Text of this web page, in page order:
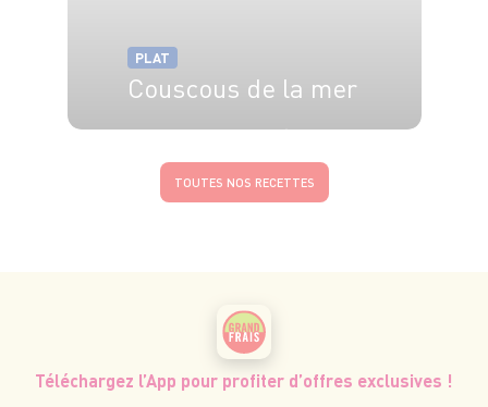
PLAT
Couscous de la mer
TOUTES NOS RECETTES
Téléchargez l’App pour profiter d’offres exclusives !